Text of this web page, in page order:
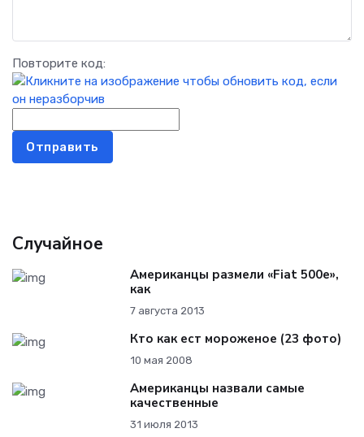
Повторите код:
Отправить
Случайное
Американцы размели «Fiat 500e»,
как
7 августа 2013
Кто как ест мороженое (23 фото)
10 мая 2008
Американцы назвали самые
качественные
31 июля 2013